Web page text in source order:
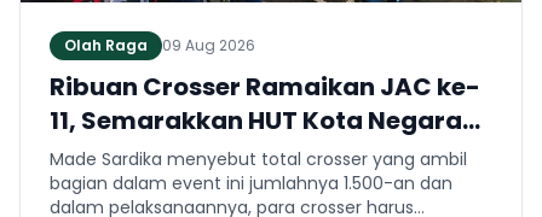
Olah Raga 09 Aug 2026
Ribuan Crosser Ramaikan JAC ke-
11, Semarakkan HUT Kota Negara
ke-131
Made Sardika menyebut total crosser yang ambil
bagian dalam event ini jumlahnya 1.500-an dan
dalam pelaksanaannya, para crosser harus